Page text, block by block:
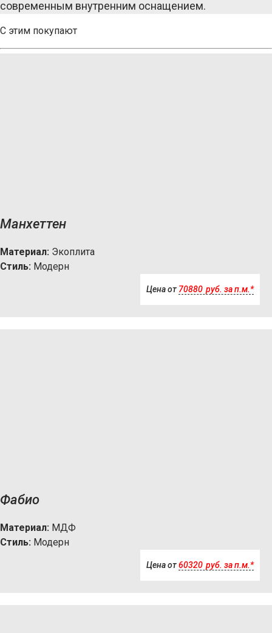
современным внутренним оснащением.
С этим покупают
Манхеттен
Материал: Экоплита
Стиль: Модерн
Цена от 70880 руб. за п.м.*
Фабио
Материал: МДФ
Стиль: Модерн
Цена от60320 руб. за п.м.*